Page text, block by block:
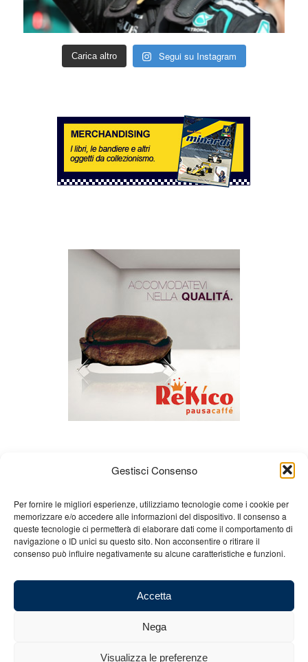
Gestisci Consenso
Per fornire le migliori esperienze, utilizziamo tecnologie come i cookie per
memorizzare e/o accedere alle informazioni del dispositivo. Il consenso a
queste tecnologie ci permetterà di elaborare dati come il comportamento di
navigazione o ID unici su questo sito. Non acconsentire o ritirare il
consenso può influire negativamente su alcune caratteristiche e funzioni.
Accetta
Nega
Visualizza le preferenze
Carica altro Segui su Instagram
Chi siamo Gian Carlo Minardi
Gear
Merchandising
Partners Contatti
03101011207 - REA: BO 491926 (sede legale) - REA: RA 199431 (sede